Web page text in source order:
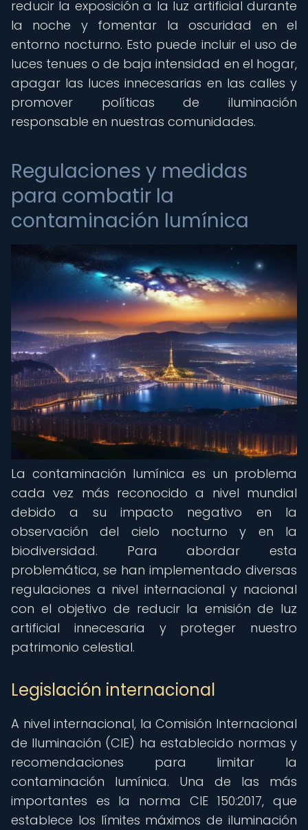
reducir la exposición a la luz artificial durante
la noche y fomentar la oscuridad en el
entorno nocturno. Esto puede incluir el uso de
luces tenues o de baja intensidad en el hogar,
apagar las luces innecesarias en las calles y
promover políticas de iluminación
responsable en nuestras comunidades.
Regulaciones y medidas
para combatir la
contaminación lumínica
La contaminación lumínica es un problema
cada vez más reconocido a nivel mundial
debido a su impacto negativo en la
observación del cielo nocturno y en la
biodiversidad. Para abordar esta
problemática, se han implementado diversas
regulaciones a nivel internacional y nacional
con el objetivo de reducir la emisión de luz
artificial innecesaria y proteger nuestro
patrimonio celestial.
Legislación internacional
A nivel internacional, la Comisión Internacional
de Iluminación (CIE) ha establecido normas y
recomendaciones para limitar la
contaminación lumínica. Una de las más
importantes es la norma CIE 150:2017, que
establece los límites máximos de iluminación